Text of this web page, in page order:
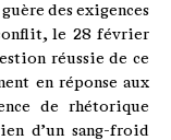
des exigences
le 28 février
réussie de ce
en réponse aux
de rhétorique
d’un sang-froid